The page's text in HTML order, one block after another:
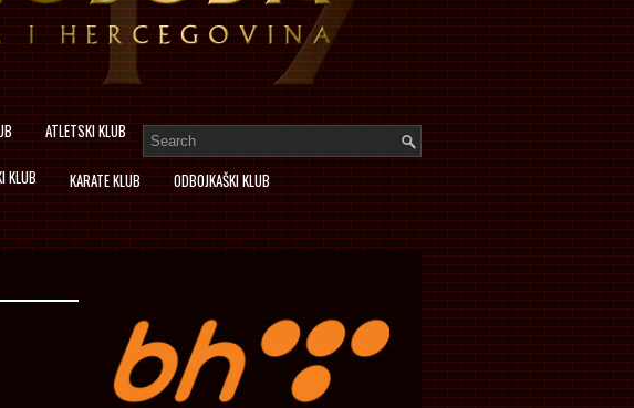
ATLETSKI KLUB
KLUB KARATE KLUB ODBOJKAŠKI KLUB